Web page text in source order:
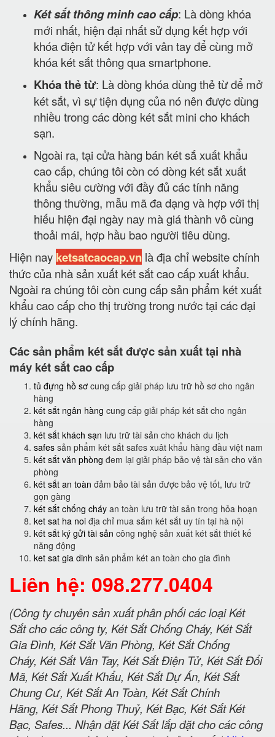
Két sắt thông minh cao cấp: Là dòng khóa
mới nhất, hiện đại nhất sử dụng kết hợp với
khóa điện tử kết hợp với vân tay để cùng mở
khóa két sắt thông qua smartphone.
Khóa thẻ từ: Là dòng khóa dùng thẻ từ để mở
két sắt, vì sự tiện dụng của nó nên được dùng
nhiều trong các dòng két sắt mini cho khách
sạn.
Ngoài ra, tại cửa hàng bán két sắ xuất khẩu
cao cấp, chúng tôi còn có dòng két sắt xuất
khẩu siêu cường với đầy đủ các tính năng
thông thường, mẫu mã đa dạng và hợp với thị
hiếu hiện đại ngày nay mà giá thành vô cùng
thoải mái, hợp hầu bao người tiêu dùng.
Hiện nay ketsatcaocap.vn là địa chỉ website chính
thức của nhà sản xuất két sắt cao cấp xuất khẩu.
Ngoài ra chúng tôi còn cung cấp sản phẩm két xuất
khẩu cao cấp cho thị trường trong nước tại các đại
lý chính hãng.
Các sản phẩm két sắt được sản xuất tại nhà
máy két sắt cao cấp
tủ đựng hồ sơ cung cấp giải pháp lưu trữ hồ sơ cho ngân
hàng
két sắt ngân hàng cung cấp giải pháp két sắt cho ngân
hàng
két sắt khách sạn lưu trữ tài sản cho khách du lịch
safes sản phẩm két sắt safes xuât khẩu hàng đầu việt nam
két sắt văn phòng đem lại giải pháp bảo vệ tài sản cho văn
phòng
két sắt an toàn đảm bảo tài sản được bảo vệ tốt, lưu trữ
gọn gàng
két sắt chống cháy an toàn lưu trữ tài sản trong hỏa hoạn
ket sat ha noi địa chỉ mua sắm két sắt uy tín tại hà nội
két sắt ký gửi tài sản công nghệ sản xuất két sắt thiết kế
năng động
ket sat gia dinh sản phẩm két an toàn cho gia đình
Liên hệ: 098.277.0404
(Công ty chuyên sản xuất phân phối các loại Két
Sắt cho các công ty, Két Sắt Chống Cháy, Két Sắt
Gia Đình, Két Sắt Văn Phòng, Két Sắt Chống
Cháy, Két Sắt Vân Tay, Két Sắt Điện Tử, Két Sắt Đổi
Mã, Két Sắt Xuất Khẩu, Két Sắt Dự Án, Két Sắt
Chung Cư, Két Sắt An Toàn, Két Sắt Chính
Hãng, Két Sắt Phong Thuỷ, Két Bạc, Két Sắt Két
Bạc, Safes... Nhận đặt Két Sắt lắp đặt cho các công